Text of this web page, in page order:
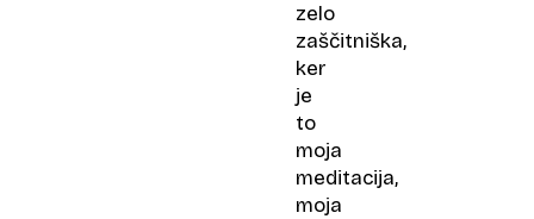
zelo
zaščitniška,
ker
je
to
moja
meditacija,
moja